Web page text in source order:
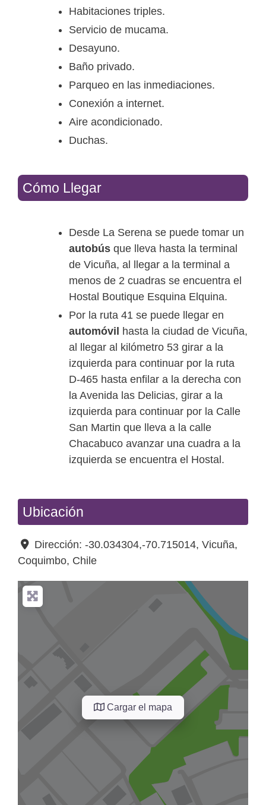
Habitaciones triples.
Servicio de mucama.
Desayuno.
Baño privado.
Parqueo en las inmediaciones.
Conexión a internet.
Aire acondicionado.
Duchas.
Cómo Llegar
Desde La Serena se puede tomar un
autobús que lleva hasta la terminal
de Vicuña, al llegar a la terminal a
menos de 2 cuadras se encuentra el
Hostal Boutique Esquina Elquina.
Por la ruta 41 se puede llegar en
automóvil
hasta la ciudad de Vicuña,
al llegar al kilómetro 53 girar a la
izquierda para continuar por la ruta
D-465 hasta enfilar a la derecha con
la Avenida las Delicias, girar a la
izquierda para continuar por la Calle
San Martin que lleva a la calle
Chacabuco avanzar una cuadra a la
izquierda se encuentra el Hostal.
Ubicación
Dirección:-30.034304,-70.715014,Vicuña,
Coquimbo, Chile
Cargar el mapa